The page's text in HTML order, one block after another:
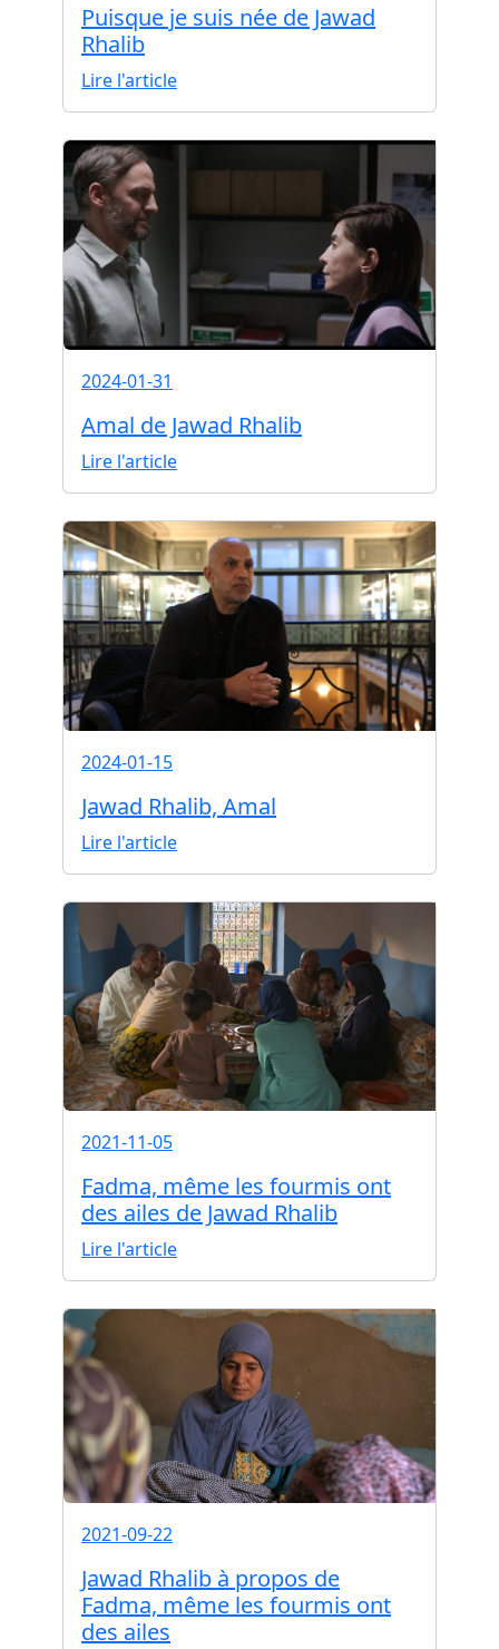
Puisque je suis née de Jawad
Rhalib
Lire l'article
2024-01-31
Amal de Jawad Rhalib
Lire l'article
2024-01-15
Jawad Rhalib, Amal
Lire l'article
2021-11-05
Fadma, même les fourmis ont
des ailes de Jawad Rhalib
Lire l'article
2021-09-22
Jawad Rhalib à propos de
Fadma, même les fourmis ont
des ailes